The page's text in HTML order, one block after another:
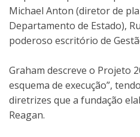
Michael Anton (diretor de
Departamento de Estado),
poderoso escritório de
Graham descreve o Projeto
esquema de execução”,
diretrizes que a fundação
Reagan.